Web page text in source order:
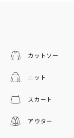
カットソー
ニット
スカート
アウター